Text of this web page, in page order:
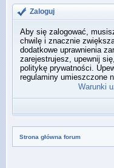
Zaloguj
Aby się zalogować,
chwilę i znacznie
dodatkowe uprawnienia
zarejestrujesz, upewnij
politykę prywatności.
regulaminy umieszczone
Warunki
Strona główna forum